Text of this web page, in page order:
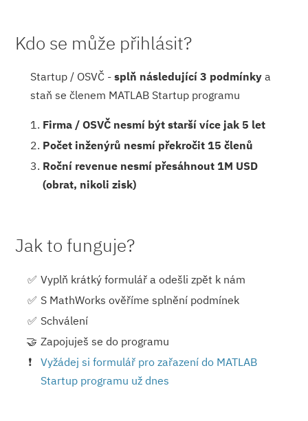
Kdo se může přihlásit?
Startup / OSVČ -splň následující 3 podmínky a
staň se členem MATLAB Startup programu
Firma / OSVČ nesmí být starší více jak 5 let
Počet inženýrů nesmí překročit 15 členů
Roční revenue nesmí přesáhnout 1M USD
(obrat, nikoli zisk)
Jak to funguje?
Vyplň krátký formulář a odešli zpět k nám
S MathWorks ověříme splnění podmínek
Schválení
Zapojuješ se do programu
Vyžádej si formulář pro zařazení do MATLAB
Startup programu už dnes